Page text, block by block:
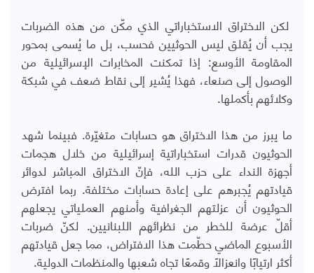
لكن الاختراق الاستخباراتي الذي مكّن من هذه الضربات
يجب أن يُقلق ليس الحوثيين فحسب، بل ما يُسمى بمحور
المقاومة الأوسع: إذا تمكنت المخابرات الإسرائيلية من
الوصول إلى صنعاء، فهذا يُشير إلى نقاط ضعف في شبكة
وكلائهم بأكملها.
ما يبرز من هذا الاختراق هو حسابات متغيّرة. فبينما شهد
الحوثيون قدرات استخباراتية إسرائيلية من خلال هجمات
أجهزة النداء على حزب الله، فإنّ الاختراق المباشر لدوائر
قيادتهم يُجبرهم على إعادة حسابات مختلفة. ربما افترض
الحوثيون أن عزلتهم الجغرافية وأمنهم العملياتي يجعلهم
أقلّ عرضة للخطر من نظرائهم اللبنانيين. لكنّ ضربات
الأسبوع الماضي حطّمت هذا الافتراض، مما جعل قيادتهم
أكثر ارتيابًا وانعزالًا وقمعًا تجاه شعبها والمنظمات الدولية.